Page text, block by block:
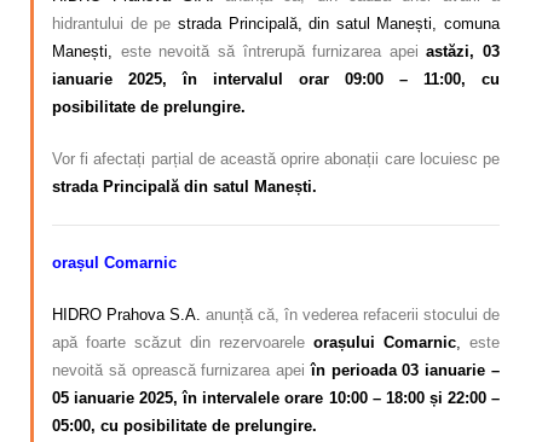
hidrantului de pe strada Principală, din satul Manești, comuna
Manești,
este nevoită să întrerupă furnizarea apeiastăzi, 03
ianuarie 2025, în intervalul orar 09:00 – 11:00, cu
posibilitate de prelungire.
Vor fi afectați parțial de această oprire abonații care locuiesc pe
strada Principală din satul Manești.
orașul Comarnic
HIDRO Prahova S.A. anunță că, în vederea refacerii stocului de
apă foarte scăzut din rezervoarele orașului Comarnic, este
nevoită să oprească furnizarea apeiîn perioada 03 ianuarie –
05 ianuarie 2025, în intervalele orare 10:00 – 18:00 și 22:00 –
05:00, cu posibilitate de prelungire.